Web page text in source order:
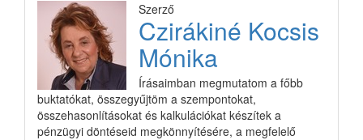
Szerző
Czirákiné Kocsis
Mónika
Írásaimban megmutatom a főbb
buktatókat, összegyűjtöm a szempontokat,
összehasonlításokat és kalkulációkat készítek a
pénzügyi döntéseid megkönnyítésére, a megfelelő